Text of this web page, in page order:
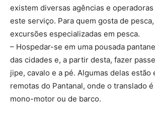
existem diversas agências e
este serviço. Para quem gosta de
excursões especializadas em pesca.
– Hospedar-se em uma pousada
das cidades e, a partir desta, fazer
jipe, cavalo e a pé. Algumas delas estão
remotas do Pantanal, onde o translado
mono-motor ou de barco.